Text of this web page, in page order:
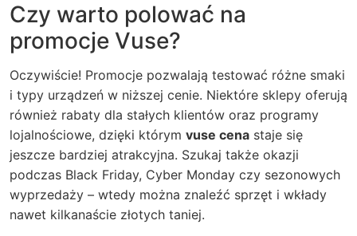
Czy warto polować na
promocje Vuse?
Oczywiście! Promocje pozwalają testować różne smaki
i typy urządzeń w niższej cenie. Niektóre sklepy oferują
również rabaty dla stałych klientów oraz programy
lojalnościowe, dzięki którym vuse cena staje się
jeszcze bardziej atrakcyjna. Szukaj także okazji
podczas Black Friday, Cyber Monday czy sezonowych
wyprzedaży – wtedy można znaleźć sprzęt i wkłady
nawet kilkanaście złotych taniej.